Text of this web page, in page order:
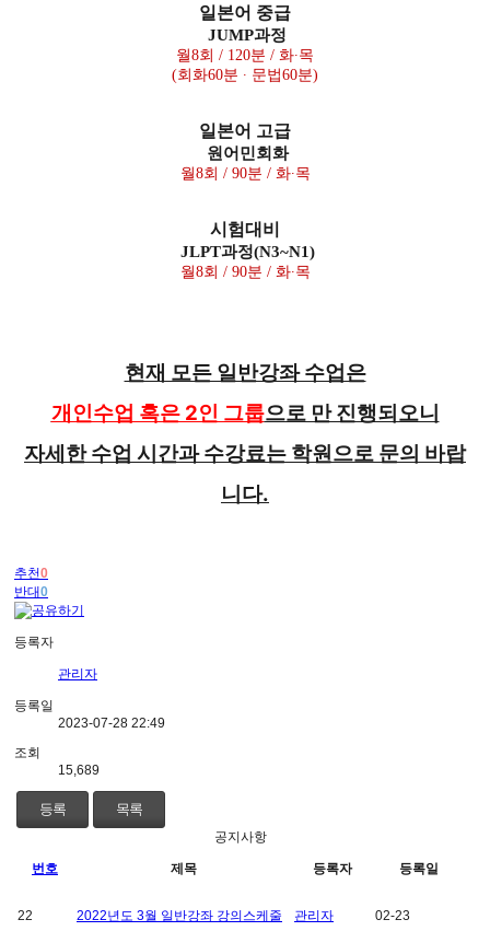
일본어 중급
JUMP과정
월8회 / 120분 / 화∙목
(회화60분 ∙ 문법60분)
일본어 고급
원어민회화
월8회 / 90분 / 화∙목
시험대비
JLPT과정(N3~N1)
월8회 / 90분 / 화∙목
현재 모든 일반강좌 수업은
개인수업 혹은 2인 그룹으로 만 진행되오니
자세한 수업 시간과 수강료는 학원으로 문의 바랍
니다.
추천0
반대0
등록자
관리자
등록일
2023-07-28 22:49
조회
15,689
등록 목록
공지사항
번호 제목 등록자 등록일
22 2022년도 3월 일반강좌 강의스케줄 관리자 02-23